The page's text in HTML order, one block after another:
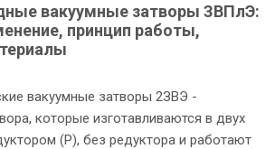
вакуумные затворы ЗВПлЭ:
принцип работы,
вакуумные затворы 2ЗВЭ -
которые изготавливаются в двух
(Р), без редуктора и работают